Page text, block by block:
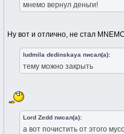
мнемо вернул деньги!
Ну вот и отлично, не стал
ludmila dedinskaya писал(а):
тему можно закрыть
Lord Zedd писал(а):
а вот почистить от этого